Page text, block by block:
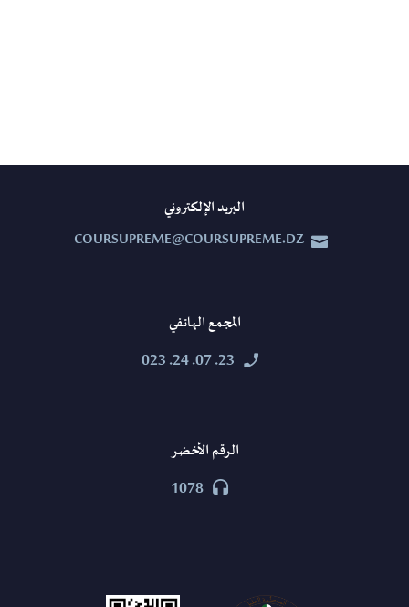
البريد الإلكتروني


COURSUPREME@COURSUPREME.DZ
المجمع الهاتفي


23. 07. 24. 023
الرقم الأخضر


1078